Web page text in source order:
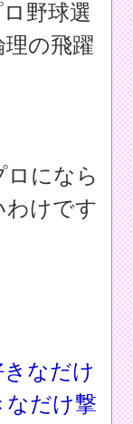
野球選
の飛躍
になら
わけです
なだけ
なだけ撃